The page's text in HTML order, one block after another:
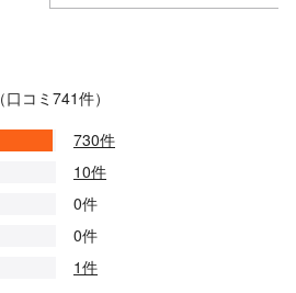
（口コミ741件）
730件
10件
0件
0件
1件